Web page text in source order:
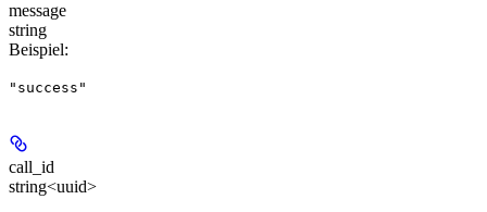
message
string
Beispiel:
"success"
call_id
string<uuid>